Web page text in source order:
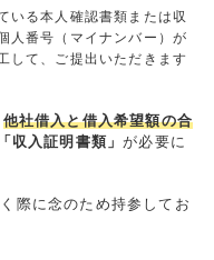
いる本人確認書類または収
人番号（マイナンバー）が
して、ご提出いただきます
他社借入と借入希望額の合
「収入証明書類」が必要に
際に念のため持参してお